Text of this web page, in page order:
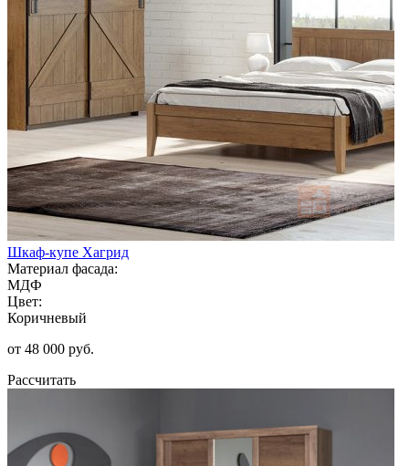
Шкаф-купе Хагрид
Материал фасада:
МДФ
Цвет:
Коричневый
от 48 000 руб.
Рассчитать